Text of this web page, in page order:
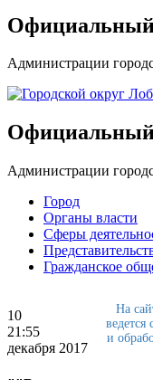
Официальный
Администрации
Официальный
Администрации
Город
Органы власти
Сферы
Гражданское
10
21:55
декабря 2017
На
ведется
и